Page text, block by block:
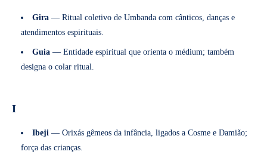
Gira — Ritual coletivo de Umbanda com cânticos, danças e
atendimentos espirituais.
Guia — Entidade espiritual que orienta o médium; também
designa o colar ritual.
I
Ibeji — Orixás gêmeos da infância, ligados a Cosme e Damião;
força das crianças.